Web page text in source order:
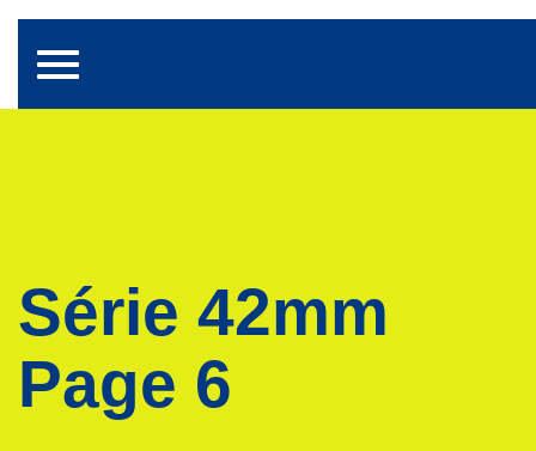
Toggle navigation
Série 42mm
Page 6